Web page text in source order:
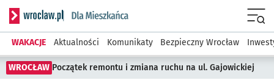
Serwis informacyjny wroclaw.pl podserwis: Dla mieszkańca
WAKACJE Aktualności Komunikaty Bezpieczny Wrocław
WROCŁAW Początek remontu i zmiana ruchu na ul. Gajowickiej